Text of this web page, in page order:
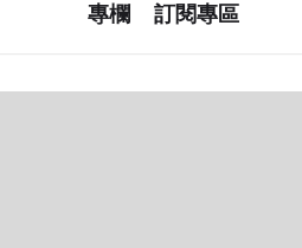
專欄 訂閱專區